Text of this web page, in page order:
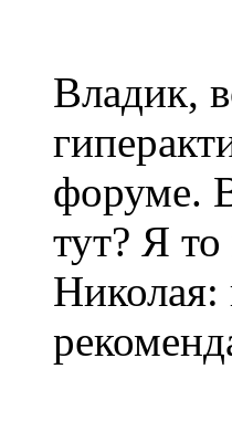
Владик,
форуме.
тут? Я